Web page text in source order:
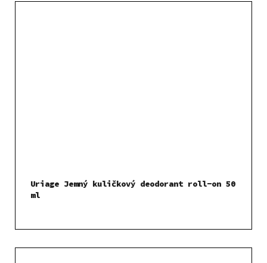
Uriage Jemný kuličkový deodorant roll-on 50
ml